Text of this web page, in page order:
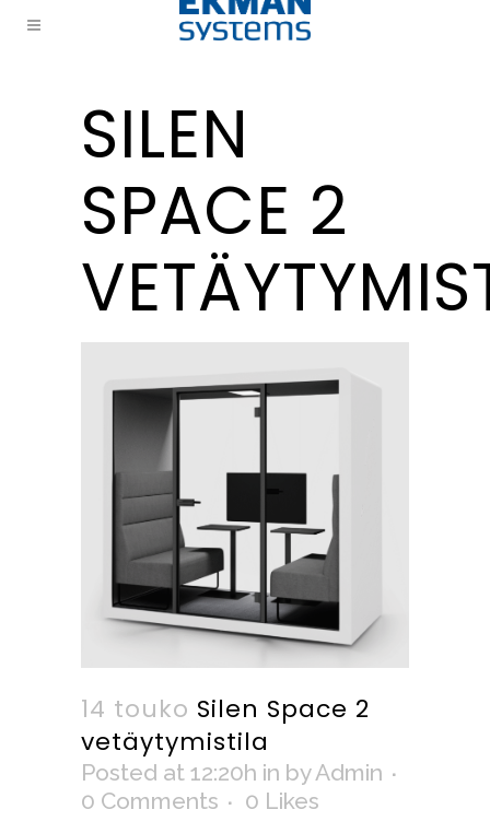
SILEN
SPACE 2
14 touko Silen Space 2
vetäytymistila
Posted at 12:20h in byAdmin
0 Comments
0 Likes